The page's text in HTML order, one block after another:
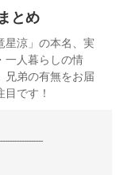
とめ
星涼」の本名、実
一人暮らしの情
兄弟の有無をお届
です！